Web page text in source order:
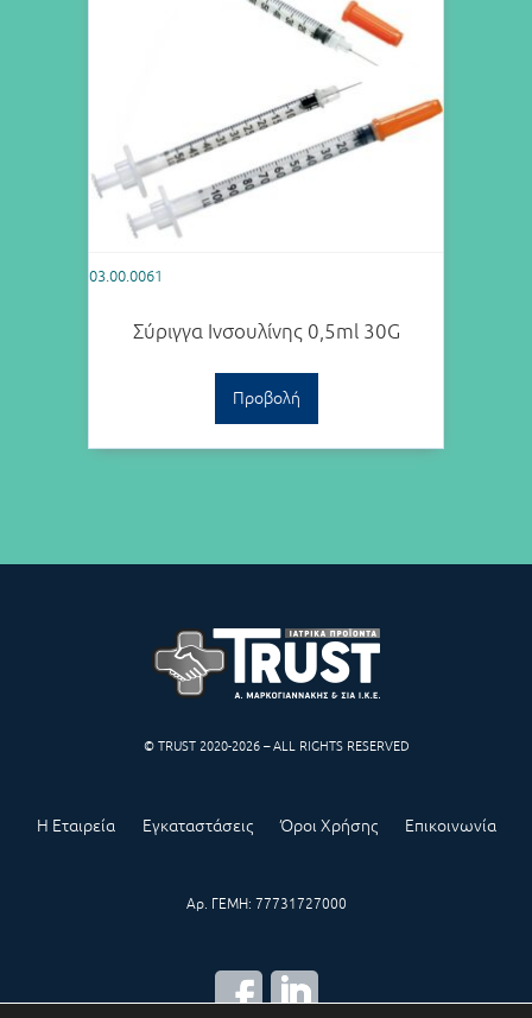
03.00.0061
Σύριγγα Ινσουλίνης 0,5ml 30G
Προβολή
© TRUST 2020-2026 – ALL RIGHTS RESERVED
Η Εταιρεία Εγκαταστάσεις Όροι Χρήσης Επικοινωνία
Αρ. ΓΕΜΗ: 77731727000